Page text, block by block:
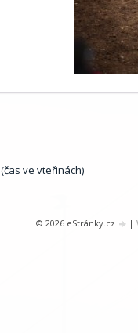
(čas ve vteřinách)
© 2026 eStránky.cz |